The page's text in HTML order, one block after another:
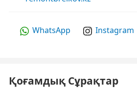
WhatsApp Instagram
Қоғамдық Сұрақтар